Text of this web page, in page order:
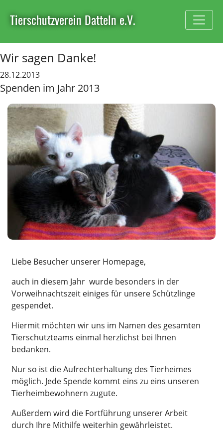
Tierschutzverein Datteln e.V.
Wir sagen Danke!
28.12.2013
Spenden im Jahr 2013
Liebe Besucher unserer Homepage,
auch in diesem Jahr wurde besonders in der
Vorweihnachtszeit einiges für unsere Schützlinge
gespendet.
Hiermit möchten wir uns im Namen des gesamten
Tierschutzteams einmal herzlichst bei Ihnen
bedanken.
Nur so ist die Aufrechterhaltung des Tierheimes
möglich. Jede Spende kommt eins zu eins unseren
Tierheimbewohnern zugute.
Außerdem wird die Fortführung unserer Arbeit
durch Ihre Mithilfe weiterhin gewährleistet.